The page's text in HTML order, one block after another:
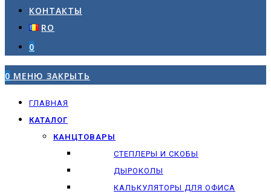
КОНТАКТЫ
RO
0
0 МЕНЮ ЗАКРЫТЬ
ГЛАВНАЯ
КАТАЛОГ
КАНЦТОВАРЫ
СТЕПЛЕРЫ И СКОБЫ
ДЫРОКОЛЫ
КАЛЬКУЛЯТОРЫ ДЛЯ ОФИСА